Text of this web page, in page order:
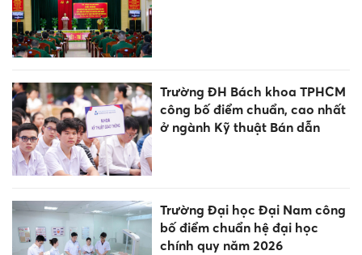
Trường ĐH Bách khoa TPHCM
công bố điểm chuẩn, cao nhất
ở ngành Kỹ thuật Bán dẫn
Trường Đại học Đại Nam công
bố điểm chuẩn hệ đại học
chính quy năm 2026